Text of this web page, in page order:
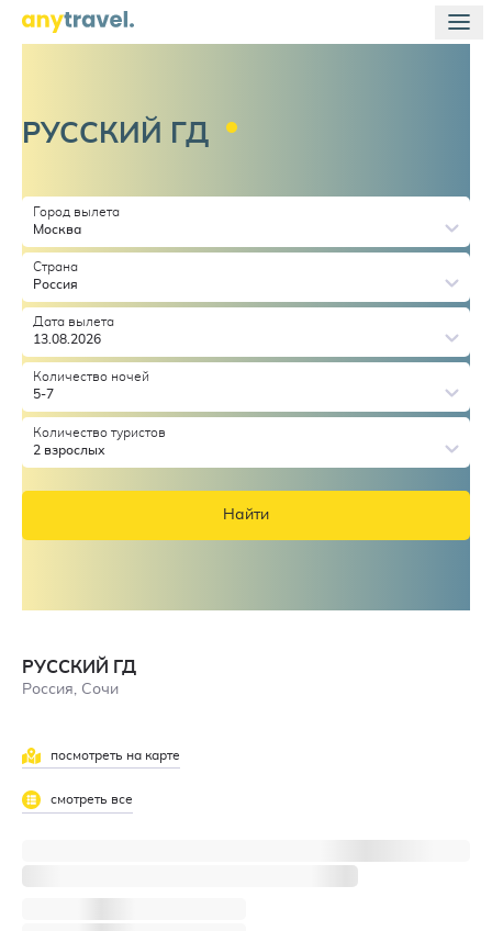
РУССКИЙ ГД
Город вылета
Москва
Страна
Россия
Дата вылета
13.08.2026
Количество ночей
5-7
Количество туристов
2 взрослых
Найти
РУССКИЙ ГД
Россия, Сочи
посмотреть на карте
смотреть все